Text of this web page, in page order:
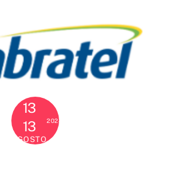
13
13
AGOSTO
2024